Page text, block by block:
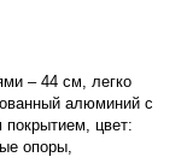
– 44 см, легко
алюминий c
цвет:
опоры,